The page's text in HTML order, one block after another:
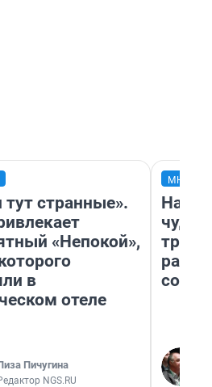
странные».
«Непокой»,
в
отеле
Пичугина
NGS.RU